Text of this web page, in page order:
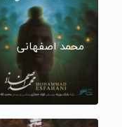
محمد اصفهانی